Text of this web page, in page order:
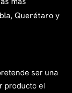
Querétaro y
ser una
producto el